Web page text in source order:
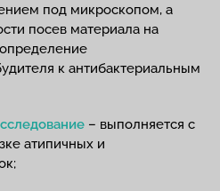
под микроскопом, а
посев материала на
к антибактериальным
– выполняется с
атипичных и